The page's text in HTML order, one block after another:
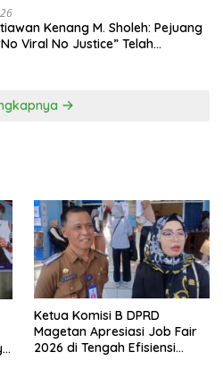
Kenang M. Sholeh: Pejuang
Viral No Justice” Telah
Ketua Komisi B DPRD
Magetan Apresiasi Job Fair
2026 di Tengah Efisiensi